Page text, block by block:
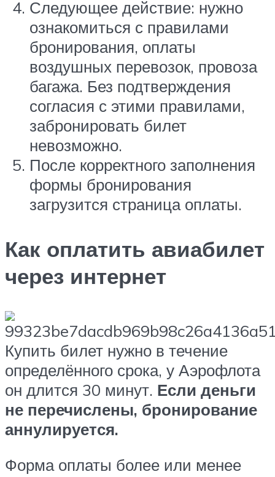
Следующее действие: нужно
ознакомиться с правилами
бронирования, оплаты
воздушных перевозок, провоза
багажа. Без подтверждения
согласия с этими правилами,
забронировать билет
невозможно.
После корректного заполнения
формы бронирования
загрузится страница оплаты.
Как оплатить авиабилет
через интернет
Купить билет нужно в течение
определённого срока, у Аэрофлота
он длится 30 минут. Если деньги
не перечислены, бронирование
аннулируется.
Форма оплаты более или менее